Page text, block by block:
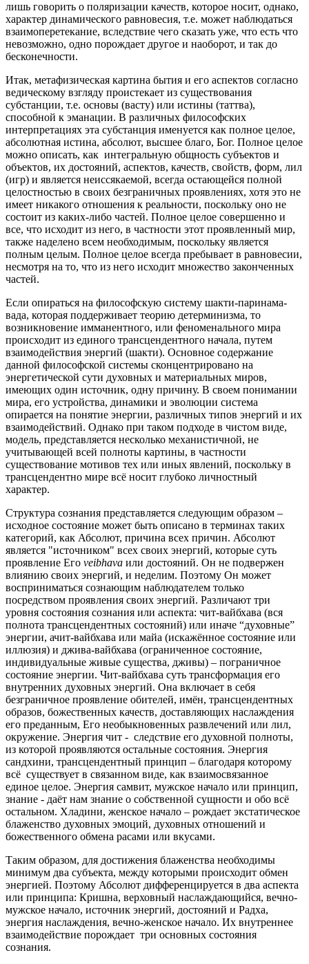
лишь говорить о поляризации качеств, которое носит, однако,
характер динамического равновесия, т.е. может наблюдаться
взаимоперетекание, вследствие чего сказать уже, что есть что
невозможно, одно порождает другое и наоборот, и так до
бесконечности.
Итак, метафизическая картина бытия и его аспектов согласно
ведическому взгляду проистекает из существования
субстанции, т.е. основы (васту) или истины (таттва),
способной к эманации. В различных философских
интерпретациях эта субстанция именуется как полное целое,
абсолютная истина, абсолют, высшее благо, Бог. Полное целое
можно описать, как интегральную общность субъектов и
объектов, их достояний, аспектов, качеств, свойств, форм, лил
(игр) и является неиссякаемой, всегда остающейся полной
целостностью в своих безграничных проявлениях, хотя это не
имеет никакого отношения к реальности, поскольку оно не
состоит из каких-либо частей. Полное целое совершенно и
все, что исходит из него, в частности этот проявленный мир,
также наделено всем необходимым, поскольку является
полным целым. Полное целое всегда пребывает в равновесии,
несмотря на то, что из него исходит множество законченных
частей.
Если опираться на философскую систему шакти-паринама-
вада, которая поддерживает теорию детерминизма, то
возникновение имманентного, или феноменального мира
происходит из единого трансцендентного начала, путем
взаимодействия энергий (шакти). Основное содержание
данной философской системы сконцентрировано на
энергетической сути духовных и материальных миров,
имеющих один источник, одну причину. В своем понимании
мира, его устройства, динамики и эволюции система
опирается на понятие энергии, различных типов энергий и их
взаимодействий. Однако при таком подходе в чистом виде,
модель, представляется несколько механистичной, не
учитывающей всей полноты картины, в частности
существование мотивов тех или иных явлений, поскольку в
трансцендентно мире всё носит глубоко личностный
характер.
Структура сознания представляется следующим образом –
исходное состояние может быть описано в терминах таких
категорий, как Абсолют, причина всех причин. Абсолют
является "источником" всех своих энергий, которые суть
проявление Его veibhava или достояний. Он не подвержен
влиянию своих энергий, и неделим. Поэтому Он может
восприниматься сознающим наблюдателем только
посредством проявления своих энергий. Различают три
уровня состояния сознания или аспекта: чит-вайбхава (вся
полнота трансцендентных состояний) или иначе “духовные”
энергии, ачит-вайбхава или майа (искажённое состояние или
иллюзия) и джива-вайбхава (ограниченное состояние,
индивидуальные живые существа, дживы) – пограничное
состояние энергии. Чит-вайбхава суть трансформация его
внутренних духовных энергий. Она включает в себя
безграничное проявление обителей, имён, трансцендентных
образов, божественных качеств, доставляющих наслаждения
его преданным, Его необыкновенных развлечений или лил,
окружение. Энергия чит - следствие его духовной полноты,
из которой проявляются остальные состояния. Энергия
сандхини, трансцендентный принцип – благодаря которому
всё существует в связанном виде, как взаимосвязанное
единое целое. Энергия самвит, мужское начало или принцип,
знание - даёт нам знание о собственной сущности и обо всё
остальном. Хладини, женское начало – рождает экстатическое
блаженство духовных эмоций, духовных отношений и
божественного обмена расами или вкусами.
Таким образом, для достижения блаженства необходимы
минимум два субъекта, между которыми происходит обмен
энергией. Поэтому Абсолют дифференцируется в два аспекта
или принципа: Кришна, верховный наслаждающийся, вечно-
мужское начало, источник энергий, достояний и Радха,
энергия наслаждения, вечно-женское начало. Их внутреннее
взаимодействие порождает три основных состояния
сознания.